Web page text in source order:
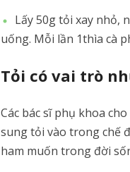
Lấy 50g tỏi xay nhỏ,
uống. Mỗi lần 1thìa cà
Tỏi có vai trò
Các bác sĩ phụ khoa
sung tỏi vào trong chế
ham muốn trong đời